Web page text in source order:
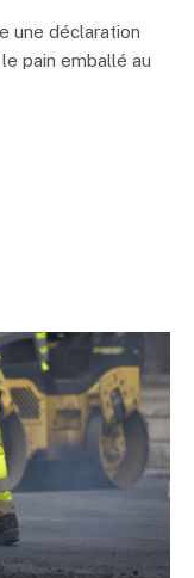
une déclaration
pain emballé au